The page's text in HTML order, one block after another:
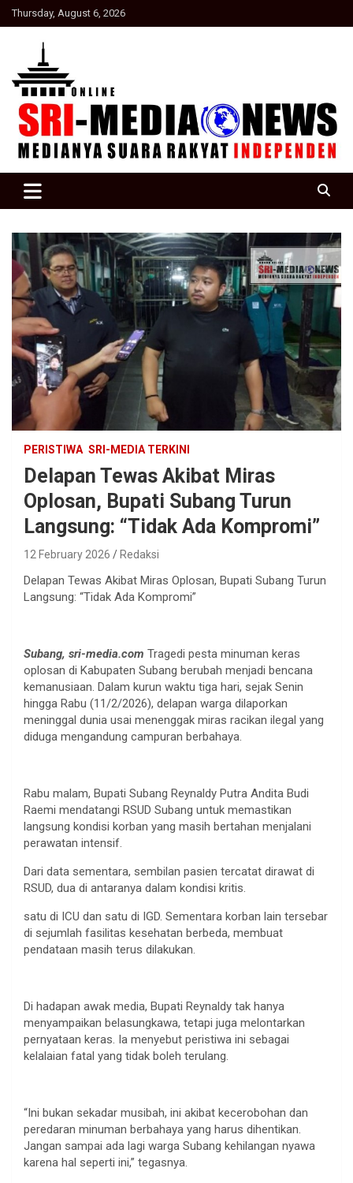
Skip
to
Thursday, August 6, 2026
SRI Media news
PERISTIWA SRI-MEDIA TERKINI
Delapan Tewas Akibat Miras
Oplosan, Bupati Subang Turun
Langsung: “Tidak Ada Kompromi”
12 February 2026 Redaksi
Delapan Tewas Akibat Miras Oplosan, Bupati Subang Turun
Langsung: “Tidak Ada Kompromi”
Subang, sri-media.com Tragedi pesta minuman keras
oplosan di Kabupaten Subang berubah menjadi bencana
kemanusiaan. Dalam kurun waktu tiga hari, sejak Senin
hingga Rabu (11/2/2026), delapan warga dilaporkan
meninggal dunia usai menenggak miras racikan ilegal yang
diduga mengandung campuran berbahaya.
Rabu malam, Bupati Subang Reynaldy Putra Andita Budi
Raemi mendatangi RSUD Subang untuk memastikan
langsung kondisi korban yang masih bertahan menjalani
perawatan intensif.
Dari data sementara, sembilan pasien tercatat dirawat di
RSUD, dua di antaranya dalam kondisi kritis.
satu di ICU dan satu di IGD. Sementara korban lain tersebar
di sejumlah fasilitas kesehatan berbeda, membuat
pendataan masih terus dilakukan.
Di hadapan awak media, Bupati Reynaldy tak hanya
menyampaikan belasungkawa, tetapi juga melontarkan
pernyataan keras. Ia menyebut peristiwa ini sebagai
kelalaian fatal yang tidak boleh terulang.
“Ini bukan sekadar musibah, ini akibat kecerobohan dan
peredaran minuman berbahaya yang harus dihentikan.
Jangan sampai ada lagi warga Subang kehilangan nyawa
karena hal seperti ini,” tegasnya.